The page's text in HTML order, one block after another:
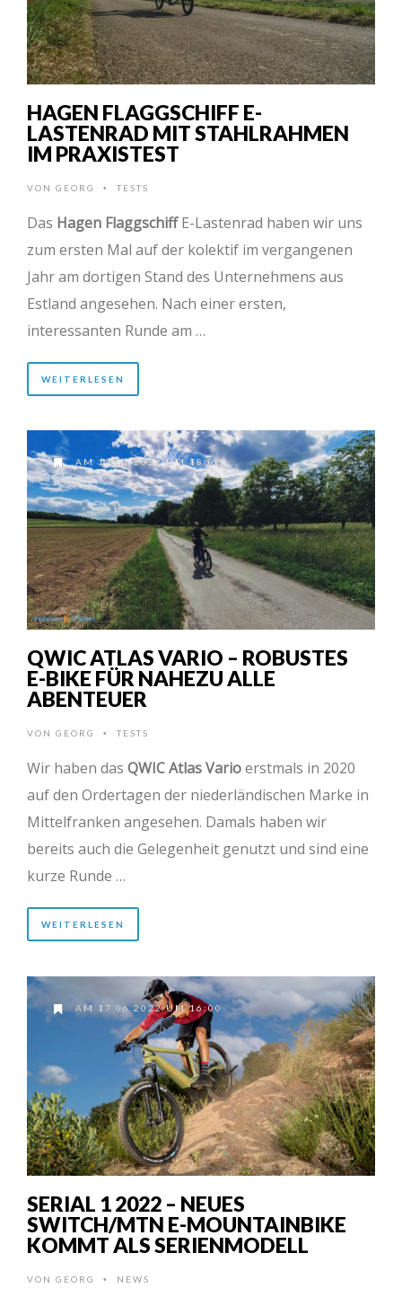
HAGEN FLAGGSCHIFF E-
LASTENRAD MIT STAHLRAHMEN
IM PRAXISTEST
VON GEORG • TESTS
Das Hagen FlaggschiffE-Lastenrad haben wir uns
zum ersten Mal auf der kolektif im vergangenen
Jahr am dortigen Stand des Unternehmens aus
Estland angesehen. Nach einer ersten,
interessanten Runde am …
WEITERLESEN
AM 14.11.2022 UM 18:02
QWIC ATLAS VARIO – ROBUSTES
E-BIKE FÜR NAHEZU ALLE
ABENTEUER
VON GEORG • TESTS
Wir haben das QWIC Atlas Varioerstmals in 2020
auf den Ordertagen der niederländischen Marke in
Mittelfranken angesehen. Damals haben wir
bereits auch die Gelegenheit genutzt und sind eine
kurze Runde …
WEITERLESEN
AM 17.06.2022 UM 16:00
SERIAL 1 2022 – NEUES
SWITCH/MTN E-MOUNTAINBIKE
KOMMT ALS SERIENMODELL
VON GEORG • NEWS